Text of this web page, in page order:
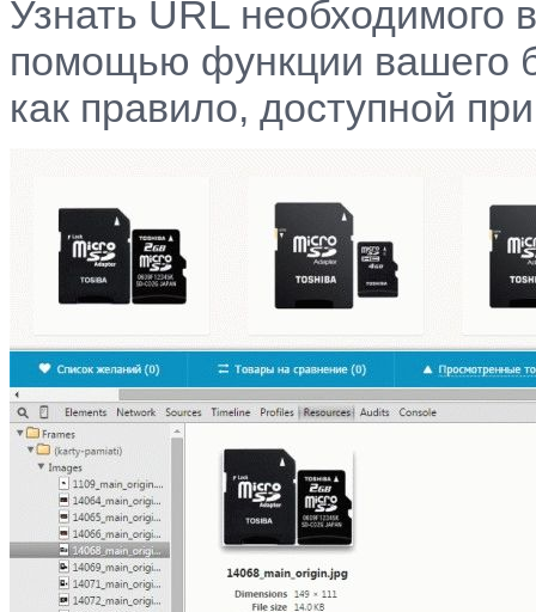
Узнать URL
помощью функции вашего
как правило, доступной